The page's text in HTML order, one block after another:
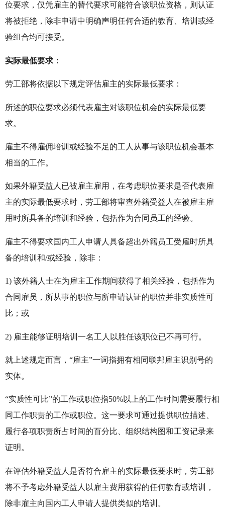
位要求，仅凭雇主的替代要求可能符合该职位资格，则认证
将被拒绝，除非申请中明确声明任何合适的教育、培训或经
验组合均可接受。
实际最低要求：
劳工部将依据以下规定评估雇主的实际最低要求：
所述的职位要求必须代表雇主对该职位机会的实际最低要
求。
雇主不得雇佣培训或经验不足的工人从事与该职位机会基本
相当的工作。
如果外籍受益人已被雇主雇用，在考虑职位要求是否代表雇
主的实际最低要求时，劳工部将审查外籍受益人在被雇主雇
用时所具备的培训和经验，包括作为合同员工的经验。
雇主不得要求国内工人申请人具备超出外籍员工受雇时所具
备的培训和/或经验，除非：
1) 该外籍人士在为雇主工作期间获得了相关经验，包括作为
合同雇员，所从事的职位与所申请认证的职位并非实质性可
比；或
2) 雇主能够证明培训一名工人以胜任该职位已不再可行。
就上述规定而言，“雇主”一词指拥有相同联邦雇主识别号的
实体。
“实质性可比”的工作或职位指50%以上的工作时间需要履行相
同工作职责的工作或职位。这一要求可通过提供职位描述、
履行各项职责所占时间的百分比、组织结构图和工资记录来
证明。
在评估外籍受益人是否符合雇主的实际最低要求时，劳工部
将不予考虑外籍受益人以雇主费用获得的任何教育或培训，
除非雇主向国内工人申请人提供类似的培训。